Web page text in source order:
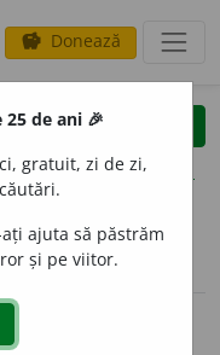
savings Donează
clear
opțiuni
conjugări
de
de ani 🎉
gratuit, zi de zi,
ajuta să păstrăm
și pe viitor.